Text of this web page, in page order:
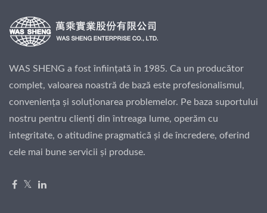
WAS SHENG a fost înființată în 1985. Ca un producător
complet, valoarea noastră de bază este profesionalismul,
conveniența și soluționarea problemelor. Pe baza suportului
nostru pentru clienți din întreaga lume, operăm cu
integritate, o atitudine pragmatică și de încredere, oferind
cele mai bune servicii și produse.